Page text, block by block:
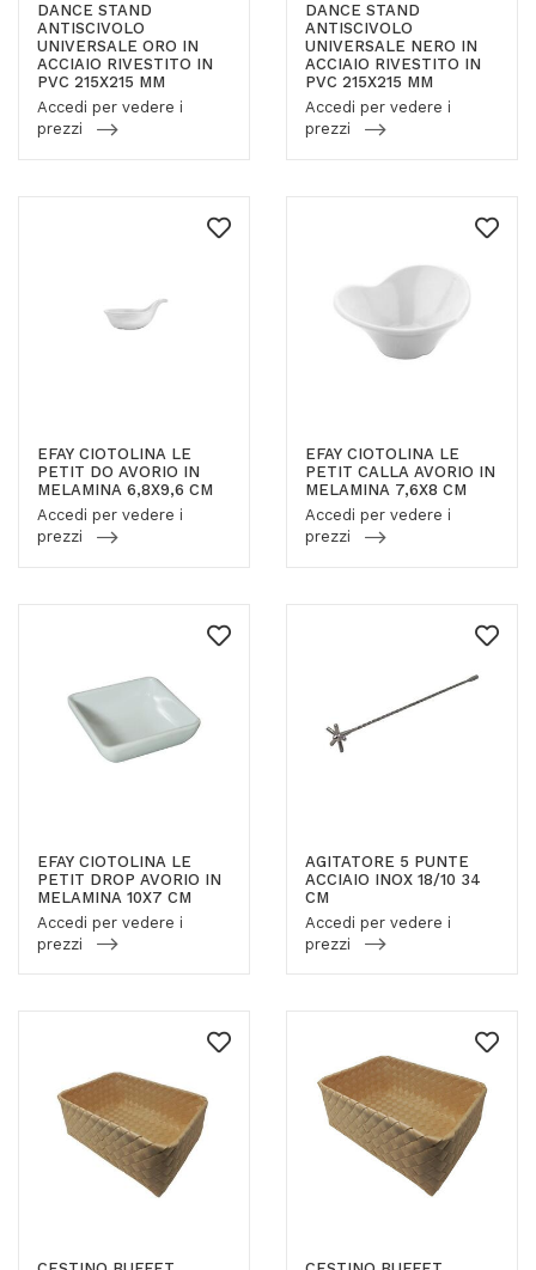
DANCE STAND
ANTISCIVOLO
UNIVERSALE ORO IN
ACCIAIO RIVESTITO IN
PVC 215X215 MM
Accedi per vedere i
prezzi
DANCE STAND
ANTISCIVOLO
UNIVERSALE NERO IN
ACCIAIO RIVESTITO IN
PVC 215X215 MM
Accedi per vedere i
prezzi
EFAY CIOTOLINA LE
PETIT DO AVORIO IN
MELAMINA 6,8X9,6 CM
Accedi per vedere i
prezzi
EFAY CIOTOLINA LE
PETIT CALLA AVORIO IN
MELAMINA 7,6X8 CM
Accedi per vedere i
prezzi
EFAY CIOTOLINA LE
PETIT DROP AVORIO IN
MELAMINA 10X7 CM
Accedi per vedere i
prezzi
AGITATORE 5 PUNTE
ACCIAIO INOX 18/10 34
CM
Accedi per vedere i
prezzi